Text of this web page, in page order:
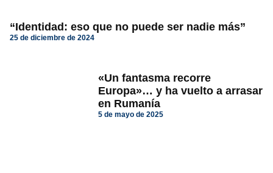
“Identidad: eso que no puede ser nadie más”
25 de diciembre de 2024
«Un fantasma recorre
Europa»… y ha vuelto a arrasar
en Rumanía
5 de mayo de 2025